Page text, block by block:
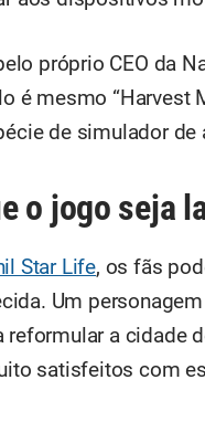
próprio CEO da
é mesmo “Harvest
de simulador de
o jogo seja
Star Life, os fãs
Um
reformular a cidade
satisfeitos com